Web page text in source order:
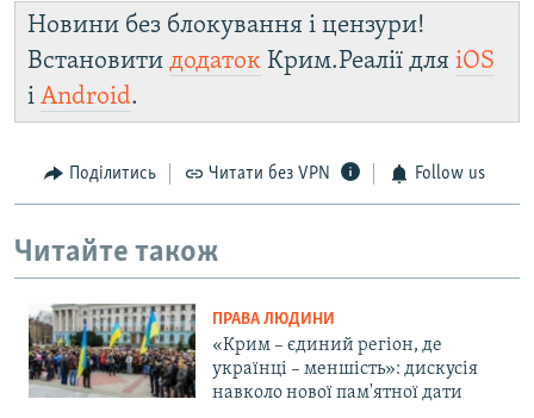
Новини без блокування і цензури!
Встановити додаток Крим.Реалії для iOS
і Android.
Поділитись Читати без VPN Follow us
Читайте також
ПРАВА ЛЮДИНИ
«Крим – єдиний регіон, де
українці – меншість»: дискусія
навколо нової пам'ятної дати